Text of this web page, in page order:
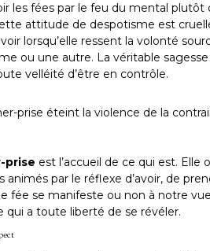
les fées par le feu du mental
attitude de despotisme est
lorsqu’elle ressent la volonté
ou une autre. La véritable
velléité d’être en contrôle.
prise éteint la violence de la
prise est l’accueil de ce qui est.
animés par le réflexe d’avoir, de
fée se manifeste ou non à notre
qui a toute liberté de se révéler.